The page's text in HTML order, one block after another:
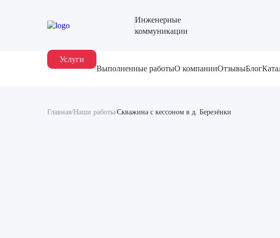
Инженерные
коммуникации
Услуги
Выполненные работыО компанииОтзывыБлог
Главная/Наши работы/Скважина с кессоном в д. Березёнки